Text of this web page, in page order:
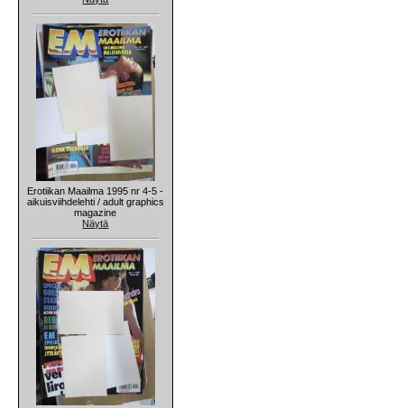
Erotiikan Maailma 1995 nr 4-5 -
aikuisviihdelehti / adult graphics
magazine
Näytä